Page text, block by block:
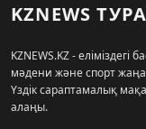
KZNEWS
KZNEWS.KZ -
мәдени және спорт
Үздік сараптамалық
алаңы.